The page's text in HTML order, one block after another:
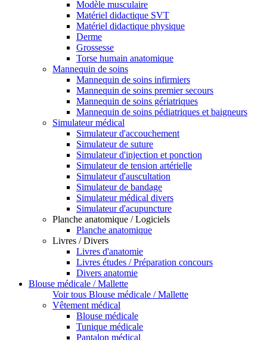
Modèle musculaire
Matériel didactique SVT
Matériel didactique physique
Derme
Grossesse
Torse humain anatomique
Mannequin de soins
Mannequin de soins infirmiers
Mannequin de soins premier secours
Mannequin de soins gériatriques
Mannequin de soins pédiatriques et baigneurs
Simulateur médical
Simulateur d'accouchement
Simulateur de suture
Simulateur d'injection et ponction
Simulateur de tension artérielle
Simulateur d'auscultation
Simulateur de bandage
Simulateur médical divers
Simulateur d'acupuncture
Planche anatomique / Logiciels
Planche anatomique
Livres / Divers
Livres d'anatomie
Livres études / Préparation concours
Divers anatomie
Blouse médicale / Mallette
Voir tous Blouse médicale / Mallette
Vêtement médical
Blouse médicale
Tunique médicale
Pantalon médical